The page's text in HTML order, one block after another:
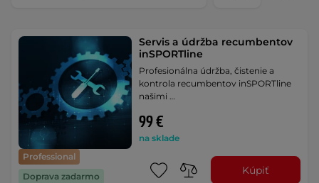
Professional
Doprava zadarmo
Servis a údržba recumbentov
inSPORTline
Profesionálna údržba, čistenie a
kontrola recumbentov inSPORTline
našimi …
99 €
na sklade
Kúpiť